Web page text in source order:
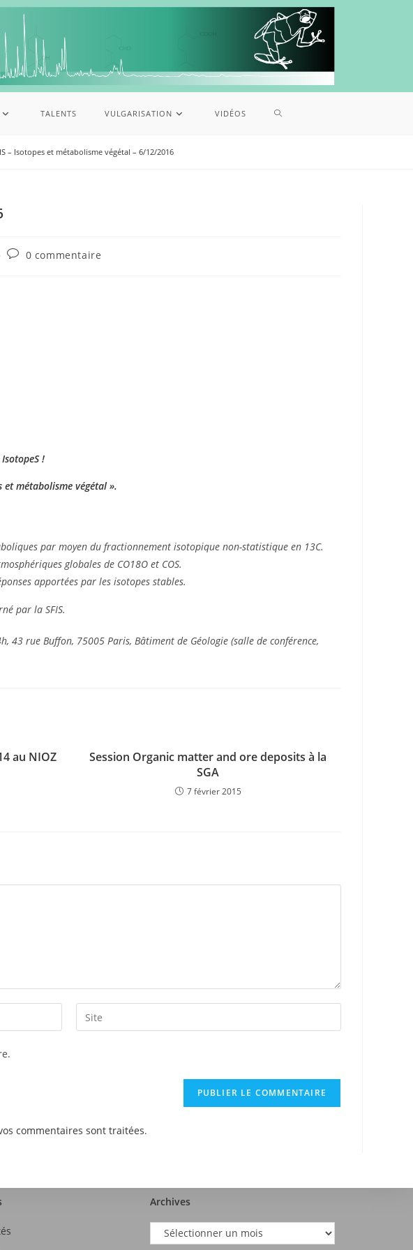
TALENTS VULGARISATION VIDÉOS
– Isotopes et métabolisme végétal – 6/12/2016
0 commentaire
!
et métabolisme végétal ».
par moyen du fractionnement isotopique non-statistique en 13C.
globales de CO18O et COS.
apportées par les isotopes stables.
par la SFIS.
rue Buffon, 75005 Paris, Bâtiment de Géologie (salle de conférence,
au NIOZ
Session Organic matter and ore deposits à la
SGA
7 février 2015
commentaires sont traitées.
Archives